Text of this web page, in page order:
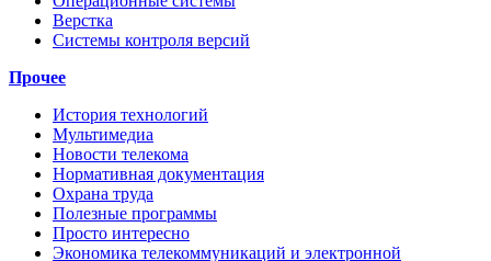
Верстка
Системы контроля версий
Прочее
История технологий
Мультимедиа
Новости телекома
Нормативная документация
Охрана труда
Полезные программы
Просто интересно
Экономика телекоммуникаций и электронной